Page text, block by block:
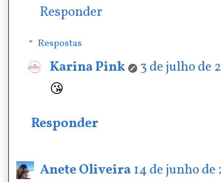
Responder
Respostas
Karina Pink
3 de julho de
😘
Responder
Anete Oliveira 14 de junho de